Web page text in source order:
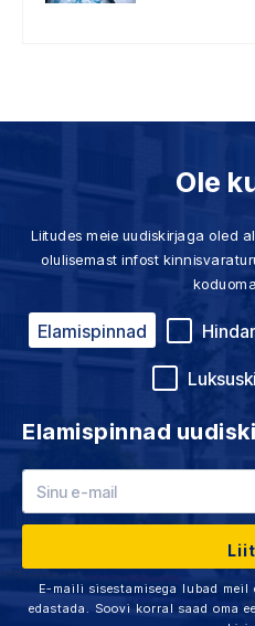
Ole
Liitudes meie uudiskirjaga oled
olulisemast infost
Elamispinnad
Elamispinnad
E-maili sisestamisega lubad
edastada. Soovi korral saad oma